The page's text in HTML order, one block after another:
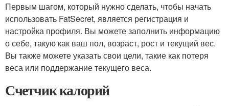
Первым шагом, который нужно сделать, чтобы начать
использовать FatSecret, является регистрация и
настройка профиля. Вы можете заполнить информацию
о себе, такую как ваш пол, возраст, рост и текущий вес.
Вы также можете указать свои цели, такие как потеря
веса или поддержание текущего веса.
Счетчик калорий